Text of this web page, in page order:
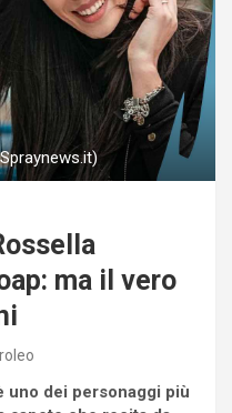
ma il vero
uno dei personaggi più